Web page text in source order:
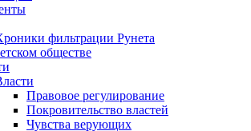
фильтрации Рунета
обществе
Правовое регулирование
Покровительство властей
Чувства верующих